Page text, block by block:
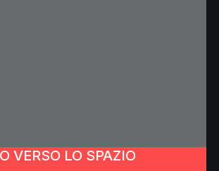
VERSO LO SPAZIO